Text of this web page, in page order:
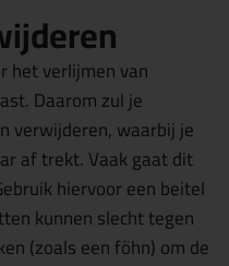
het verlijmen van
Daarom zul je
verwijderen, waarbij je
af trekt. Vaak gaat dit
hiervoor een beitel
kunnen slecht tegen
(zoals een föhn) om de